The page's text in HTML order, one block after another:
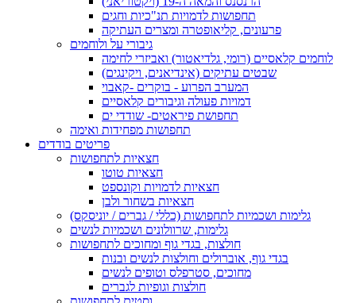
תחפושות לדמויות תנ"כיות וחגים
פרעונים, קליאופטרה ומצרים העתיקה
גיבורי על ולוחמים
לוחמים קלאסיים (רומי, גלדיאטור) ואביזרי לחימה
שבטים עתיקים (אינדיאנים, ויקינגים)
המערב הפרוע - בוקרים -קאבוי
דמויות פעולה וגיבורים קלאסיים
תחפושת פיראטים- שודדי ים
תחפושות מפחידות ואימה
פריטים בודדים
חצאיות לתחפושות
חצאיות טוטו
חצאיות לדמויות וקונספט
חצאיות בשחור ולבן
גלימות ושכמיות לתחפושות (כללי / גברים / יוניסקס)
גלימות, שרוולונים ושכמיות לנשים
חולצות, בגדי גוף ומחוכים לתחפושות
בגדי גוף, אוברולים וחולצות לנשים ובנות
מחוכים, סטרפלס וטופים לנשים
חולצות וגופיות לגברים